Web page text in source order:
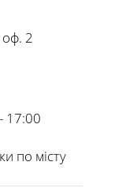
2
17:00
по місту